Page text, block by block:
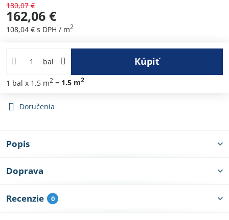
180,07 €
162,06 €
108,04 € s DPH / m2
bal Kúpiť
1 bal x 1.5 m2 = 1.5 m2
Doručenia
Popis
Doprava
Recenzie 0